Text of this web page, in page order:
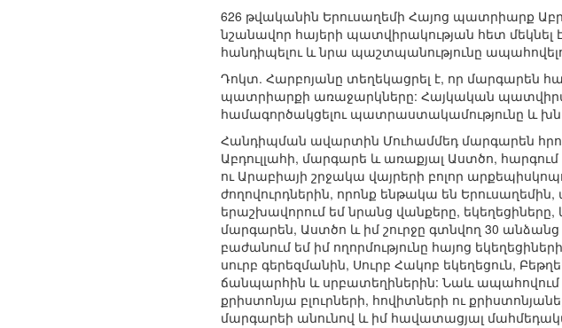
626 թվականին Երուսաղեմի Հայոց պատրիարք
նշանավոր հայերի պատվիրակության հետ
հանդիպելու և նրա պաշտպանությունը
Դոկտ. Հարբոյանը տեղեկացրել է, որ մարգարեն
պատրիարքի առաջարկները: Հայկական
համագործակցելու պատրաստակամությունը և
Հանդիպման ավարտին Մուհամմեդ մարգարեն
Աբդուլլահի, մարգարե և առաքյալ Աստծո,
ու Արաբիայի շրջակա վայրերի բոլոր
ժողովուրդներին, որոնք ենթակա են
երաշխավորում եմ նրանց վանքերը, եկեղեցիները,
մարգարեն, Աստծո և իմ շուրջը գտնվող 30 անձանց
բաժանում եմ իմ ողորմությունը հայոց
սուրբ գերեզմանին, Սուրբ Հակոբ եկեղեցուն,
ճանպարհին և սրբատեղիներին: Նաև ապահովում
քրիստոնյա բլուրների, հովիտների ու
մարգարեի անունով և իմ հավատացյալ